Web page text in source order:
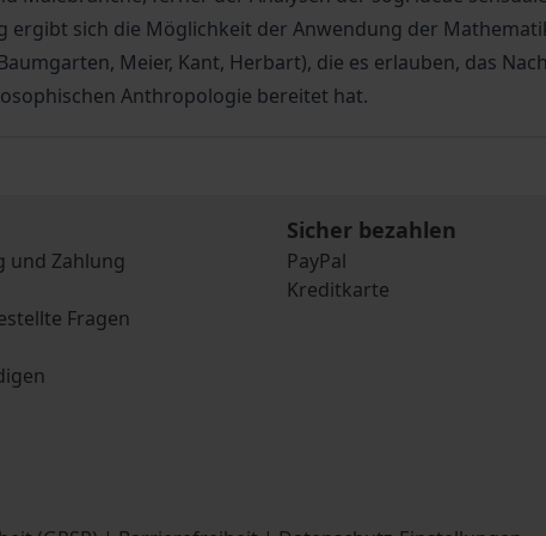
ergibt sich die Möglichkeit der Anwendung der
Meier, Kant, Herbart), die es erlauben, das
Anthropologie bereitet hat.
und Zahlung
Fragen
Sicher bezahlen
PayPal
Kreditkarte